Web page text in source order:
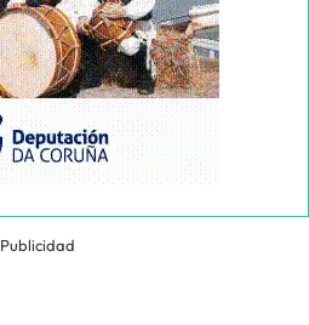
Publicidad